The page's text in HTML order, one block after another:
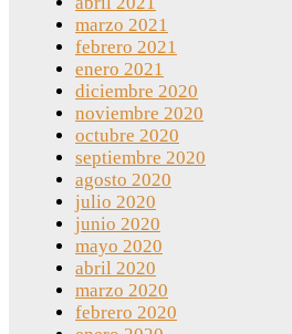
marzo 2021
febrero 2021
enero 2021
diciembre 2020
noviembre 2020
octubre 2020
septiembre 2020
agosto 2020
julio 2020
junio 2020
mayo 2020
abril 2020
marzo 2020
febrero 2020